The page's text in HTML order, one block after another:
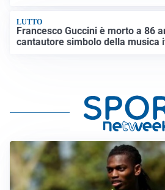
LUTTO
Francesco Guccini è morto a 86
cantautore simbolo della musica